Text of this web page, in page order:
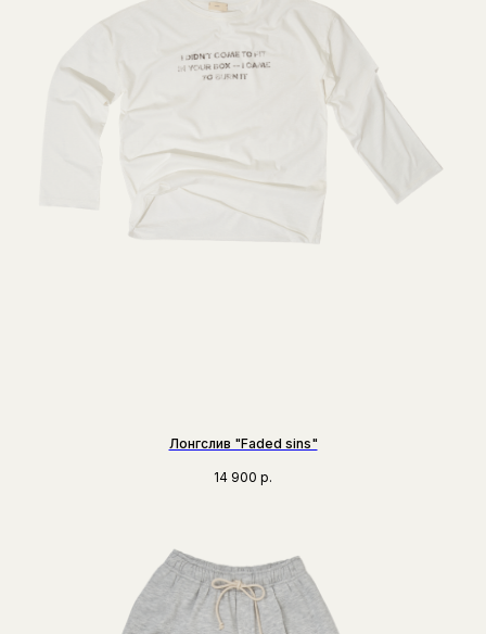
Лонгслив "Faded sins"
14 900 р.